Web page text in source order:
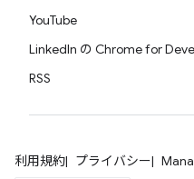
YouTube
LinkedIn の Chrome for
RSS
利用規約 プライバシー